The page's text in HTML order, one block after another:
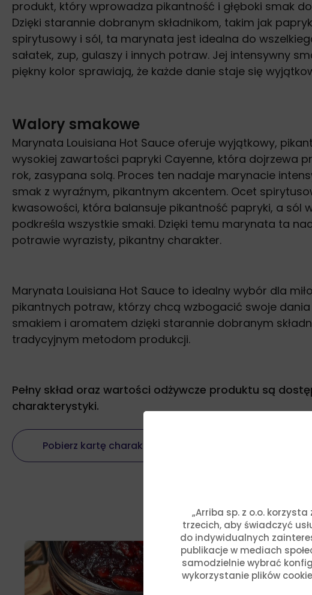
„Arriba sp. z o.o.
trzecich, aby świadczyć
do indywidualnych
publikacje w mediach
samodzielnie wybrać
wykorzystanie plików
produkt, który wprowadza pikantność i głęboki smak
Dzięki starannie dobranym składnikom, takim jak
spirytusowy i sól, ta marynata jest idealna do
sałatek, zup, gulaszy i innych potraw. Jej intensywny
piękny kolor sprawiają, że każde danie staje się
Walory smakowe
Marynata Louisiana Hot Sauce oferuje wyjątkowy,
wysokiej zawartości papryki Cayenne, która dojrzewa
rok, zasypana solą. Proces ten nadaje marynacie
smak z wyraźnym, pikantnym akcentem. Ocet
kwasowości, która balansuje pikantność papryki, a sól
podkreśla wszystkie smaki. Dzięki temu marynata ta
potrawie wyrazisty, pikantny charakter.
Marynata Louisiana Hot Sauce to idealny wybór dla
pikantnych potraw, którzy chcą wzbogacić swoje
smakiem i aromatem dzięki starannie dobranym
tradycyjnym metodom produkcji.
Pełny skład oraz wartości odżywcze produktu są dostę
charakterystyki.
Pobierz kartę charakterystyki produktu
Przygotuj